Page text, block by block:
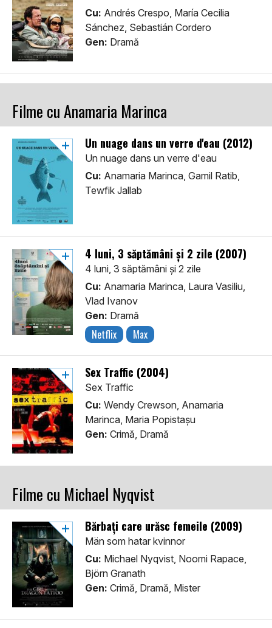
Cu: Andrés Crespo, María Cecilia
Sánchez, Sebastián Cordero
Gen: Dramă
Filme cu Anamaria Marinca
Un nuage dans un verre d'eau (2012)
Un nuage dans un verre d'eau
Cu: Anamaria Marinca, Gamil Ratib,
Tewfik Jallab
4 luni, 3 săptămâni și 2 zile (2007)
4 luni, 3 săptămâni și 2 zile
Cu: Anamaria Marinca, Laura Vasiliu,
Vlad Ivanov
Gen: Dramă
Netflix Max
Sex Traffic (2004)
Sex Traffic
Cu: Wendy Crewson, Anamaria
Marinca, Maria Popistașu
Gen: Crimă, Dramă
Filme cu Michael Nyqvist
Bărbați care urăsc femeile (2009)
Män som hatar kvinnor
Cu: Michael Nyqvist, Noomi Rapace,
Björn Granath
Gen: Crimă, Dramă, Mister